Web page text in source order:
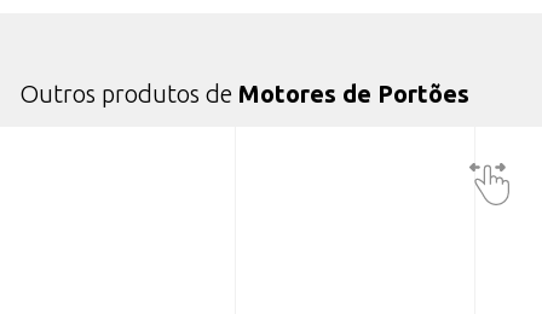
Outros produtos de Motores de Portões